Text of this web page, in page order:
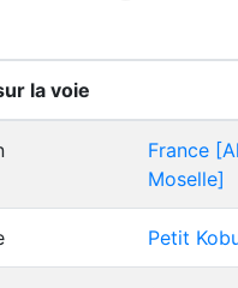
la voie
France
Moselle]
Petit